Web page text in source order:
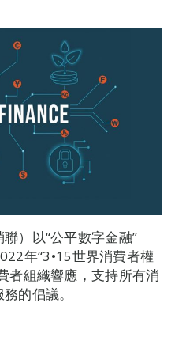
）以“公平數字金融”
年“3•15世界消費者權
者組織響應，支持所有消
的倡議。